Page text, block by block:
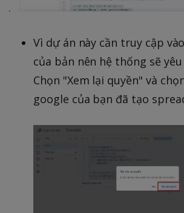
Vì dự án này cần truy cập
của bản nên hệ thống sẽ
Chọn "Xem lại quyền" và
google của bạn đã tạo